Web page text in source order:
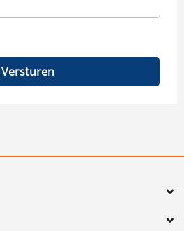
Versturen